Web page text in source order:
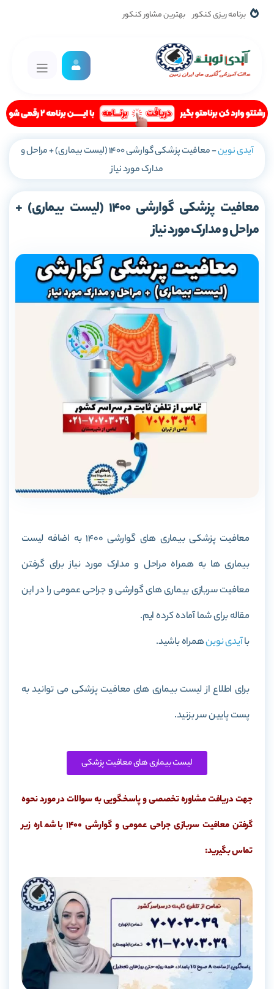
برنامه ریزی کنکور بهترین مشاور کنکور
آیدی نوین-
معافیت پزشکی گوارشی 1400 (لیست بیماری) + مراحل و
مدارک مورد نیاز
معافیت پزشکی گوارشی 1400 (لیست بیماری) +
مراحل و مدارک مورد نیاز
معافیت پزشکی بیماری های گوارشی 1400 به اضافه لیست
بیماری ها به همراه مراحل و مدارک مورد نیاز برای گرفتن
معافیت سربازی بیماری های گوارشی و جراحی عمومی را در این
مقاله برای شما آماده کرده ایم.
باآیدی نوینهمراه باشید.
برای اطلاع ازلیست بیماری های معافیت پزشکی می توانید به
پست پایین سر بزنید.
لیست بیماری های معافیت پزشکی
جهت دریافت مشاوره تخصصی و پاسخگویی به سوالات در مورد نحوه
گرفتن معافیت سربازی جراحی عمومی و گوارشی 1400 با شماره زیر
تماس بگیرید: